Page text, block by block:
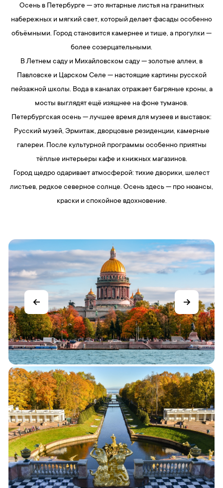
Осень в Петербурге — это янтарные листья на гранитных
набережных и мягкий свет, который делает фасады особенно
объёмными. Город становится камернее и тише, а прогулки —
более созерцательными.
В Летнем саду и Михайловском саду — золотые аллеи, в
Павловске и Царском Селе — настоящие картины русской
пейзажной школы. Вода в каналах отражает багряные кроны, а
мосты выглядят ещё изящнее на фоне туманов.
Петербургская осень — лучшее время для музеев и выставок:
Русский музей, Эрмитаж, дворцовые резиденции, камерные
галереи. После культурной программы особенно приятны
тёплые интерьеры кафе и книжных магазинов.
Город щедро одаривает атмосферой: тихие дворики, шелест
листьев, редкое северное солнце. Осень здесь — про нюансы,
краски и спокойное вдохновение.